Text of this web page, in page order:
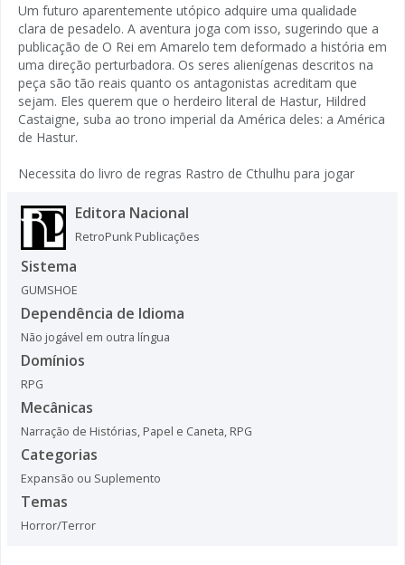
Um futuro aparentemente utópico adquire uma qualidade
clara de pesadelo. A aventura joga com isso, sugerindo que a
publicação de O Rei em Amarelo tem deformado a história em
uma direção perturbadora. Os seres alienígenas descritos na
peça são tão reais quanto os antagonistas acreditam que
sejam. Eles querem que o herdeiro literal de Hastur, Hildred
Castaigne, suba ao trono imperial da América deles: a América
de Hastur.
Necessita do livro de regras Rastro de Cthulhu para jogar
Editora Nacional
RetroPunk Publicações
Sistema
GUMSHOE
Dependência de Idioma
Não jogável em outra língua
Domínios
RPG
Mecânicas
Narração de Histórias, Papel e Caneta, RPG
Categorias
Expansão ou Suplemento
Temas
Horror/Terror